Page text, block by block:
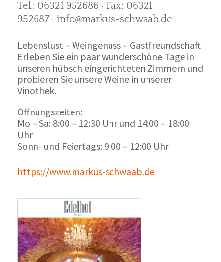
Tel.: 06321 952686 · Fax: 06321
952687 · info@markus-schwaab.de
Lebenslust – Weingenuss – Gastfreundschaft
Erleben Sie ein paar wunderschöne Tage in
unseren hübsch eingerichteten Zimmern und
probieren Sie unsere Weine in unserer
Vinothek.
Öffnungszeiten:
Mo – Sa: 8:00 – 12:30 Uhr und 14:00 – 18:00
Uhr
Sonn- und Feiertags: 9:00 – 12:00 Uhr
https://www.markus-schwaab.de